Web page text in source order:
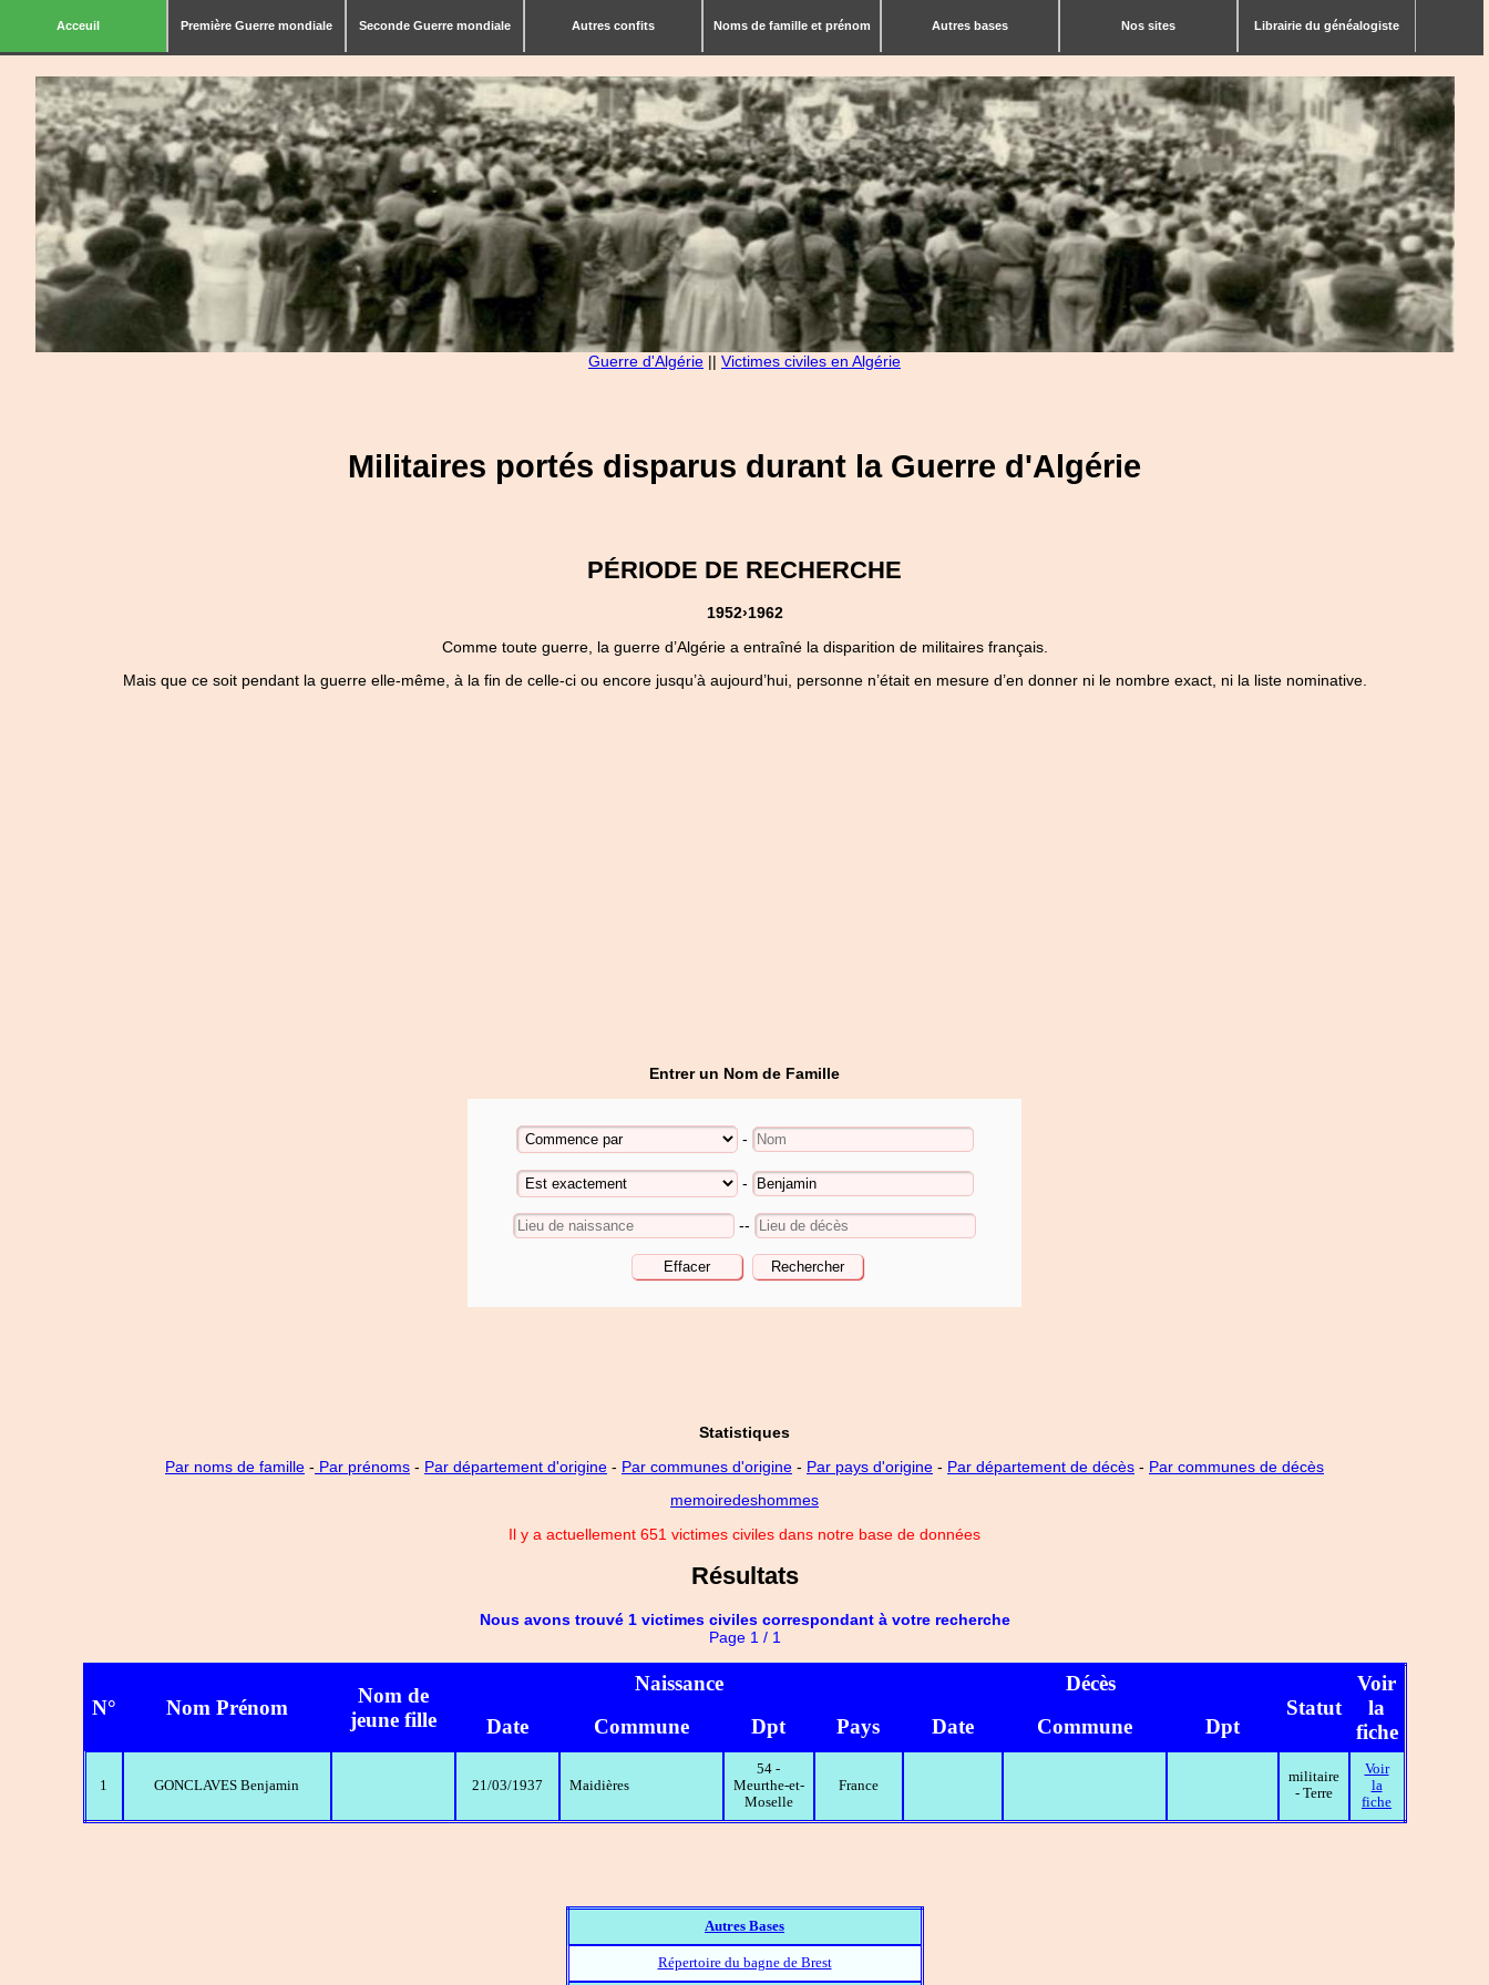
Acceuil Première Guerre mondiale Seconde Guerre mondiale Autres confits Noms de famille et prénom Autres bases Nos sites Librairie du généalogiste
Guerre d'Algérie || Victimes civiles en Algérie
Militaires portés disparus durant la Guerre d'Algérie
PÉRIODE DE RECHERCHE
1952›1962
Comme toute guerre, la guerre d’Algérie a entraîné la disparition de militaires français.
Mais que ce soit pendant la guerre elle-même, à la fin de celle-ci ou encore jusqu’à aujourd’hui, personne n’était en mesure d’en donner ni le nombre exact, ni la liste nominative.
Entrer un Nom de Famille
-
-
--
Statistiques
Par noms de famille - Par prénoms - Par département d'origine - Par communes d'origine - Par pays d'origine - Par département de décès - Par communes de décès
memoiredeshommes
Il y a actuellement 651 victimes civiles dans notre base de données
Résultats
Nous avons trouvé 1 victimes civiles correspondant à votre recherche
Page 1 / 1
N° Nom Prénom
Nom de
jeune fille
Naissance
Décès
Statut
Voir
la
fiche
Date Commune Dpt Pays Date Commune Dpt
1 GONCLAVES Benjamin 21/03/1937 Maidières
54 -
Meurthe-et-
Moselle
France
militaire
- Terre
Voir
la
fiche
Autres Bases
Répertoire du bagne de Brest